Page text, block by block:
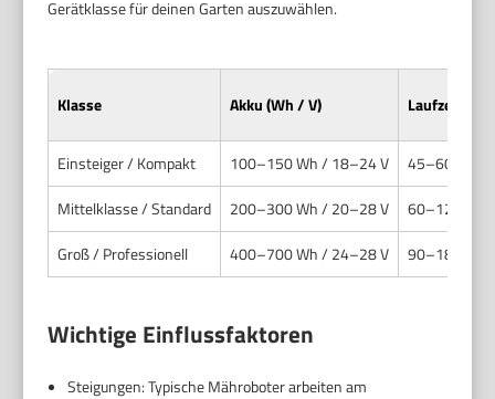
Gerätklasse für deinen Garten auszuwählen.
Klasse Akku (Wh / V) Laufzeit pro
Einsteiger / Kompakt 100–150 Wh / 18–24 V
45–60
Mittelklasse / Standard
200–300 Wh / 20–28 V
60–120
Groß / Professionell
400–700 Wh / 24–28 V 90–180
Wichtige Einflussfaktoren
Steigungen: Typische Mähroboter arbeiten am